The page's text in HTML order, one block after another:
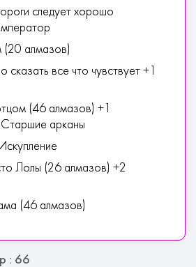
следует хорошо
(20 алмазов)
сказать все что чувствует +1
(46 алмазов) +1
арканы
Лолы (26 алмазов) +2
(46 алмазов)
: 66